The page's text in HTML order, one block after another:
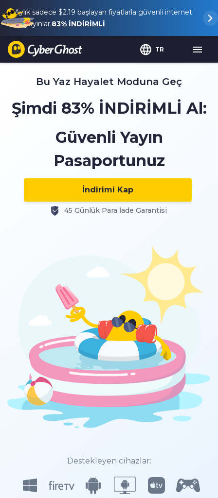
Aylık sadece $2.19 başlayan fiyatlarla güvenli internet
ve yayınlar.83% İNDİRİMLİ
TR
Bu Yaz Hayalet Moduna Geç
Şimdi 83% İNDİRİMLİ Al:
Güvenli Yayın
Pasaportunuz
İndirimi Kap
45 Günlük Para İade Garantisi
Destekleyen cihazlar: